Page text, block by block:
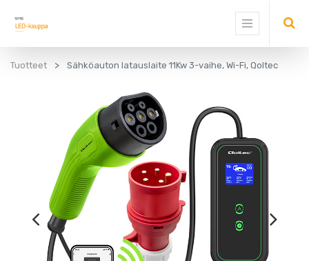
Tuotteet Sähköauton latauslaite 11Kw 3-vaihe, Wi-Fi, Qoltec